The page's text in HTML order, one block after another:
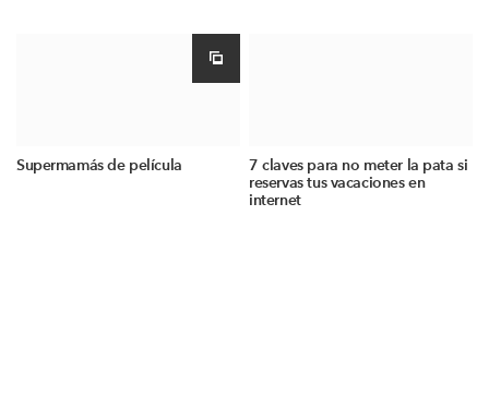
Supermamás de película
7 claves para no meter la pata si
reservas tus vacaciones en
internet